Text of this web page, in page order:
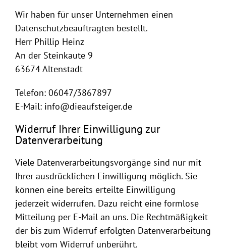
Wir haben für unser Unternehmen einen
Datenschutzbeauftragten bestellt.
Herr Phillip Heinz
An der Steinkaute 9
63674 Altenstadt
Telefon: 06047/3867897
E-Mail: info@dieaufsteiger.de
Widerruf Ihrer Einwilligung zur
Datenverarbeitung
Viele Datenverarbeitungsvorgänge sind nur mit
Ihrer ausdrücklichen Einwilligung möglich. Sie
können eine bereits erteilte Einwilligung
jederzeit widerrufen. Dazu reicht eine formlose
Mitteilung per E-Mail an uns. Die Rechtmäßigkeit
der bis zum Widerruf erfolgten Datenverarbeitung
bleibt vom Widerruf unberührt.